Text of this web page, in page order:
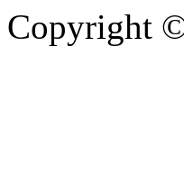
Copyright